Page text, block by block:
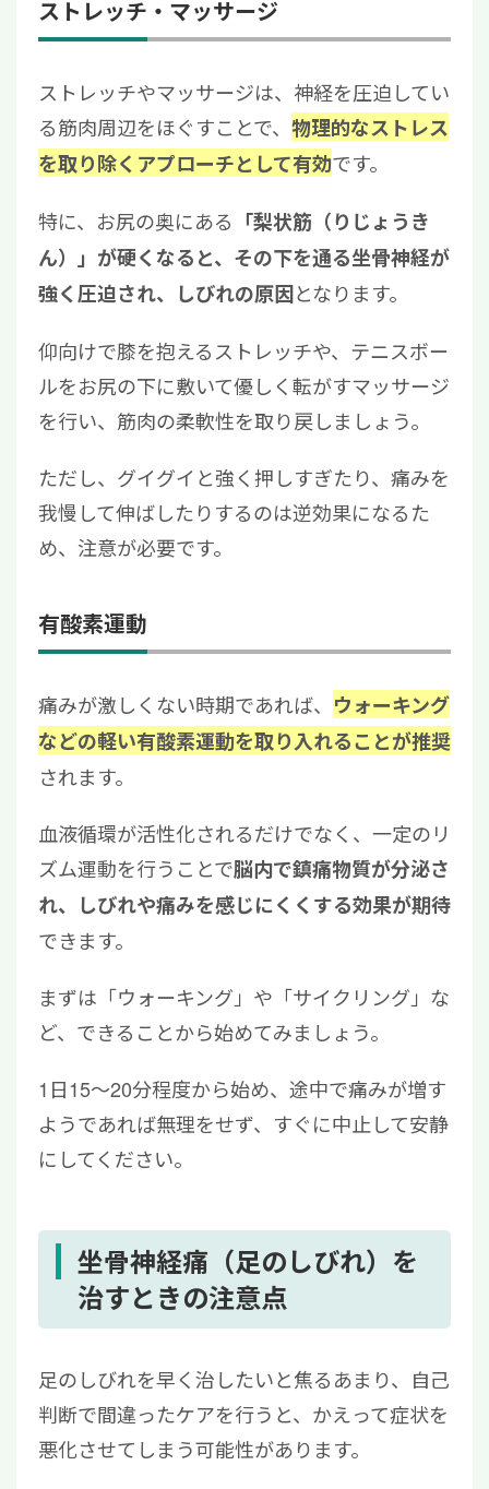
ストレッチ・マッサージ
ストレッチやマッサージは、神経を圧迫してい
る筋肉周辺をほぐすことで、 物理的なストレス
を取り除くアプローチとして有効です。
特に、お尻の奥にある 「梨状筋（りじょうき
ん）」が硬くなると、その下を通る坐骨神経が
強く圧迫され、しびれの原因となります。
仰向けで膝を抱えるストレッチや、テニスボー
ルをお尻の下に敷いて優しく転がすマッサージ
を行い、筋肉の柔軟性を取り戻しましょう。
ただし、グイグイと強く押しすぎたり、痛みを
我慢して伸ばしたりするのは逆効果になるた
め、注意が必要です。
有酸素運動
痛みが激しくない時期であれば、 ウォーキング
などの軽い有酸素運動を取り入れることが推奨
されます。
血液循環が活性化されるだけでなく、一定のリ
ズム運動を行うことで脳内で鎮痛物質が分泌さ
れ、しびれや痛みを感じにくくする効果が期待
できます。
まずは「ウォーキング」や「サイクリング」な
ど、できることから始めてみましょう。
1日15〜20分程度から始め、途中で痛みが増す
ようであれば無理をせず、すぐに中止して安静
にしてください。
坐骨神経痛（足のしびれ）を
治すときの注意点
足のしびれを早く治したいと焦るあまり、自己
判断で間違ったケアを行うと、かえって症状を
悪化させてしまう可能性があります。